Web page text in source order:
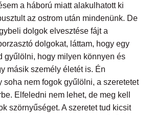
a háború miatt alakulhatott ki
az ostrom után mindenünk. De
dolgok elvesztése fájt a
dolgokat, láttam, hogy egy
gyűlölni, hogy milyen könnyen és
másik személy életét is. Én
soha nem fogok gyűlölni, a szeretetet
Elfeledni nem lehet, de meg kell
szörnyűséget. A szeretet tud kicsit